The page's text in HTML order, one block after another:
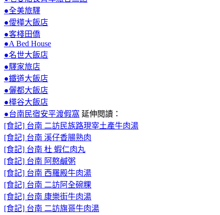
●全美旅驛
●僾樺大飯店
●客棧田僑
●A Bed House
●名世大飯店
●驛家旅店
●鐵道大飯店
●儷都大飯店
●樺谷大飯店
●台南民宿安平渡假窩 延伸閱讀：
[食記] 台南 二訪民族路現宰土產牛肉湯
[食記] 台南 溪仔香腸熟肉
[食記] 台南 杜 蝦仁肉丸
[食記] 台南 阿憨鹹粥
[食記] 台南 西羅殿牛肉湯
[食記] 台南 二訪阿全碗粿
[食記] 台南 康樂街牛肉湯
[食記] 台南 二訪旗哥牛肉湯